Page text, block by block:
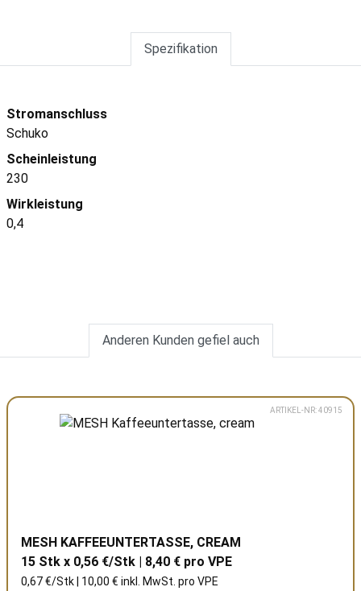
Spezifikation
Stromanschluss
Schuko
Scheinleistung
230
Wirkleistung
0,4
Anderen Kunden gefiel auch
ARTIKEL-NR: 40915
MESH KAFFEEUNTERTASSE, CREAM
15 Stk x 0,56 €/Stk | 8,40 € pro VPE
0,67 €/Stk | 10,00 € inkl. MwSt. pro VPE